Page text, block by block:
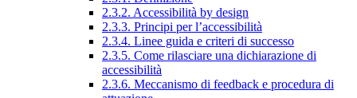
2.3.2. Accessibilità by design
2.3.3. Principi per l’accessibilità
2.3.4. Linee guida e criteri di successo
2.3.5. Come rilasciare una dichiarazione di
accessibilità
2.3.6. Meccanismo di feedback e procedura di